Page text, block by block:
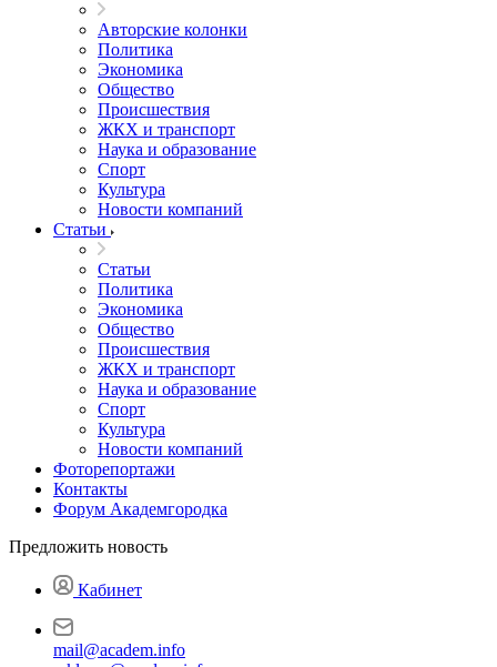
Авторские колонки
Политика
Экономика
Общество
Происшествия
ЖКХ и транспорт
Наука и образование
Спорт
Культура
Новости компаний
Статьи
Статьи
Политика
Экономика
Общество
Происшествия
ЖКХ и транспорт
Наука и образование
Спорт
Культура
Новости компаний
Фоторепортажи
Контакты
Форум Академгородка
Предложить новость
Кабинет
mail@academ.info